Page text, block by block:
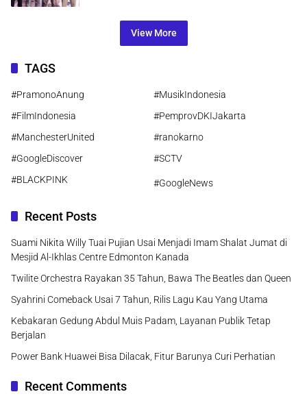
View More
TAGS
#PramonoAnung
#MusikIndonesia
#FilmIndonesia
#PemprovDKIJakarta
#ManchesterUnited
#ranokarno
#GoogleDiscover
#SCTV
#BLACKPINK
#GoogleNews
Recent Posts
Suami Nikita Willy Tuai Pujian Usai Menjadi Imam Shalat Jumat di
Mesjid Al-Ikhlas Centre Edmonton Kanada
Twilite Orchestra Rayakan 35 Tahun, Bawa The Beatles dan Queen
Syahrini Comeback Usai 7 Tahun, Rilis Lagu Kau Yang Utama
Kebakaran Gedung Abdul Muis Padam, Layanan Publik Tetap
Berjalan
Power Bank Huawei Bisa Dilacak, Fitur Barunya Curi Perhatian
Recent Comments